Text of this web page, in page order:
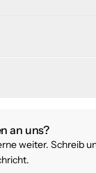
an uns?
weiter. Schreib